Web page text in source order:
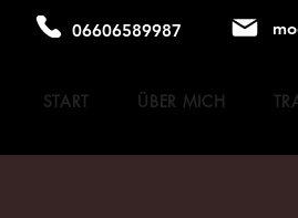
06606589987
START ÜBER MICH